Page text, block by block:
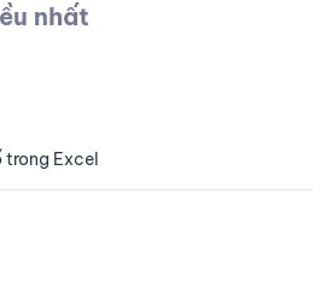
nhất
trong Excel